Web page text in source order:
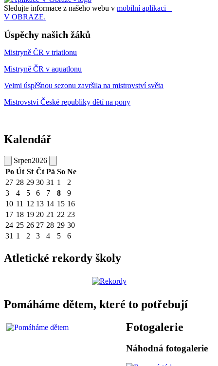
Sledujte informace z našeho webu v mobilní aplikaci –
V OBRAZE.
Úspěchy našich žáků
Mistryně ČR v triatlonu
Mistryně ČR v aquatlonu
Velmi úspěšnou sezonu završila na mistrovství světa
Mistrovství České republiky dětí na pony
Kalendář
Srpen2026
Po Út St Čt Pá So Ne
27 28 29 30 31 1
2
3
4 5 6 7 8
9
10 11 12 13 14 15 16
17 18 19 20 21 22 23
24 25 26 27 28 29 30
31 1 2 3 4 5 6
Atletické rekordy školy
Pomáháme dětem, které to potřebují
Fotogalerie
Náhodná fotogalerie